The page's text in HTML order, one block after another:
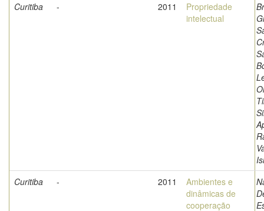
Curitiba
- 2011
Propriedade
intelectual
Curitiba
- 2011
Ambientes e
dinâmicas de
cooperação